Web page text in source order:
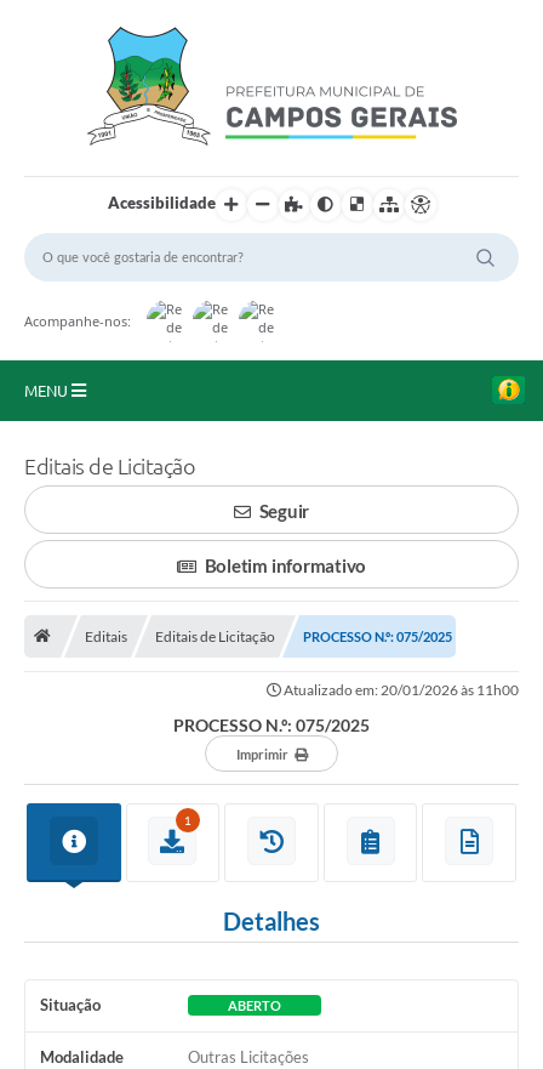
Acessibilidade
Acompanhe-nos:
MENU
O Município
A Prefeitura
Portal da Transparência
Secretarias
Editais de Licitação
Seguir
Boletim informativo
Editais Editais de Licitação PROCESSO N.º: 075/2025
Atualizado em: 20/01/2026 às 11h00
PROCESSO N.º: 075/2025
Imprimir
1
Detalhes
Situação ABERTO
Modalidade Outras Licitações